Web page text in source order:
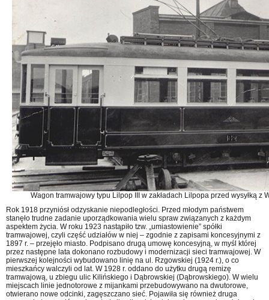
Wagon tramwajowy typu Lilpop III w zakładach Lilpopa przed wysyłką z
Rok 1918 przyniósł odzyskanie niepodległości. Przed młodym państwem
stanęło trudne zadanie uporządkowania wielu spraw związanych z każdym
aspektem życia. W roku 1923 nastąpiło tzw. „umiastowienie” spółki
tramwajowej, czyli część udziałów w niej – zgodnie z zapisami koncesyjnymi z
1897 r. – przejęło miasto. Podpisano drugą umowę koncesyjną, w myśl której
przez następne lata dokonano rozbudowy i modernizacji sieci tramwajowej. W
pierwszej kolejności wybudowano linię na ul. Rzgowskiej (1924 r.), o co
mieszkańcy walczyli od lat. W 1928 r. oddano do użytku drugą remizę
tramwajową, u zbiegu ulic Kilińskiego i Dąbrowskiej (Dąbrowskiego). W wielu
miejscach linie jednotorowe z mijankami przebudowywano na dwutorowe,
otwierano nowe odcinki, zagęszczano sieć. Pojawiła się również druga